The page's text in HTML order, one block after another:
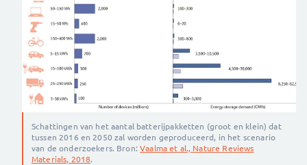
Schattingen van het aantal batterijpakketten (groot en klein) dat
tussen 2016 en 2050 zal worden geproduceerd, in het scenario
van de onderzoekers. Bron:Vaalma et al., Nature Reviews
Materials, 2018.